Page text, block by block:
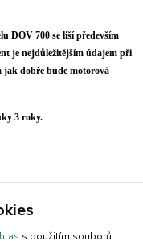
DOV 700 se liší především
je nejdůležitějším údajem při
jak dobře bude motorová
3 roky.
s použitím souborů